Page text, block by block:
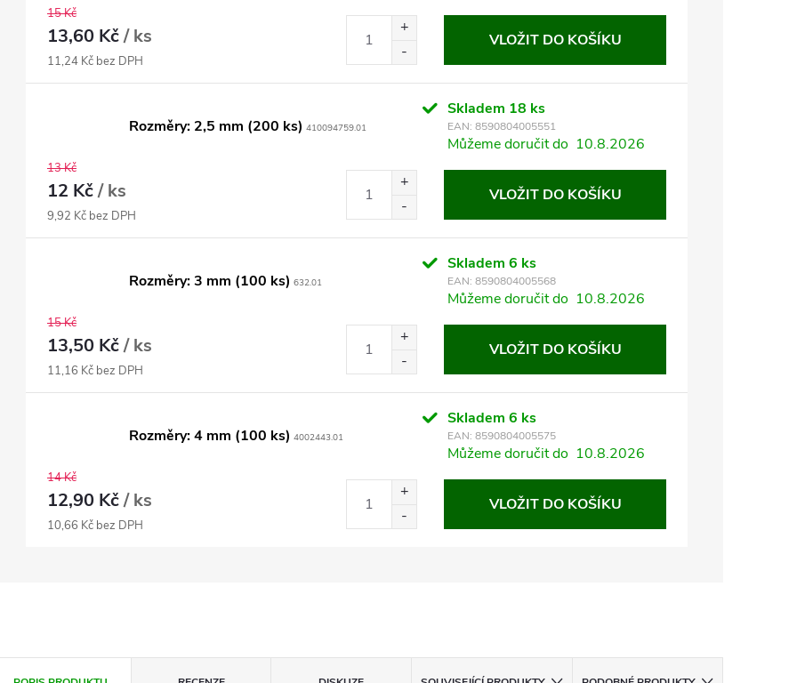
15 Kč
13,60 Kč/ ks
11,24 Kč bez DPH
VLOŽIT DO KOŠÍKU
Rozměry: 2,5 mm (200 ks) 410094759.01
Skladem 18 ks
EAN: 8590804005551
Můžeme doručit do 10.8.2026
13 Kč
12 Kč/ ks
9,92 Kč bez DPH
VLOŽIT DO KOŠÍKU
Rozměry: 3 mm (100 ks) 632.01
Skladem6 ks
EAN: 8590804005568
Můžeme doručit do 10.8.2026
15 Kč
13,50 Kč/ ks
11,16 Kč bez DPH
VLOŽIT DO KOŠÍKU
Rozměry: 4 mm (100 ks) 4002443.01
Skladem6 ks
EAN: 8590804005575
Můžeme doručit do 10.8.2026
14 Kč
12,90 Kč/ ks
10,66 Kč bez DPH
VLOŽIT DO KOŠÍKU